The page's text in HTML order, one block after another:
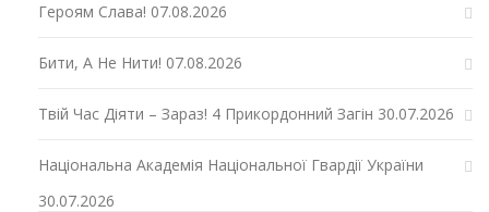
Героям Слава! 07.08.2026
Бити, А Не Нити! 07.08.2026
Твій Час Діяти – Зараз! 4 Прикордонний Загін 30.07.2026
Національна Академія Національної Гвардії України
30.07.2026